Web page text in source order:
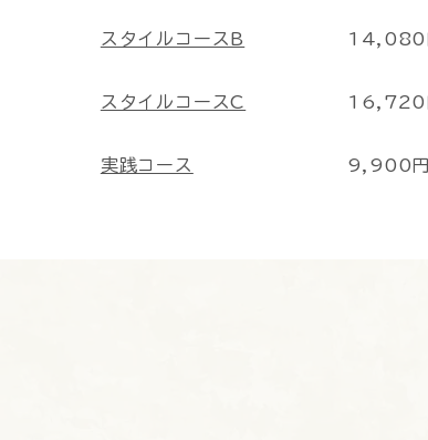
14,080
スタイルコースB
16,720
スタイルコースC
9,900円
実践コース